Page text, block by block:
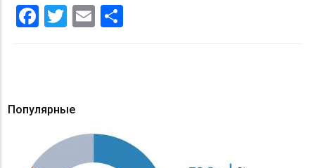
Facebook
Twitter
Email
Популярные